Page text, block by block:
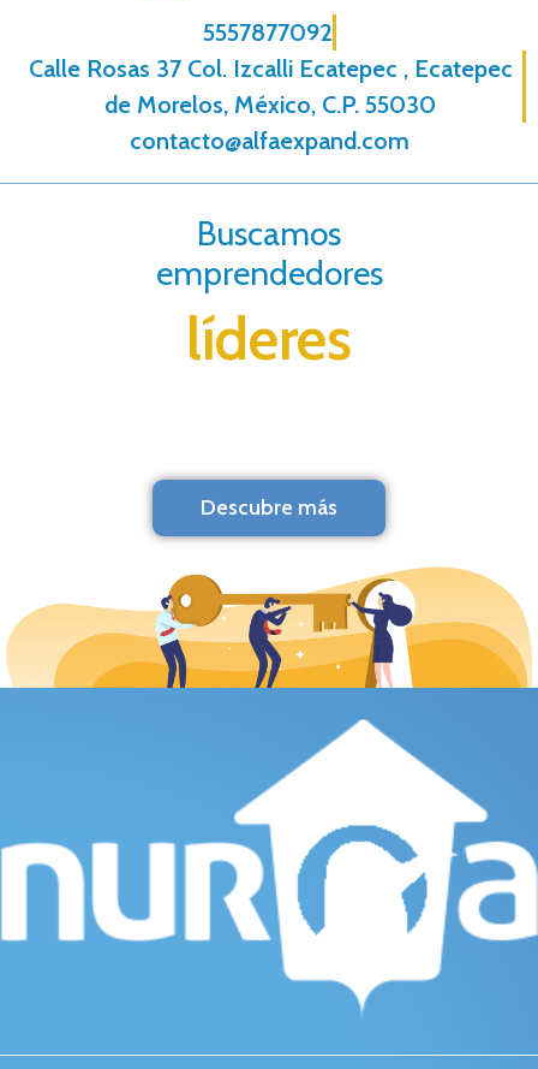
5557877092
Calle Rosas 37 Col. Izcalli Ecatepec , Ecatepec
de Morelos, México, C.P. 55030
contacto@alfaexpand.com
Buscamos
emprendedores
líderes
Descubre más